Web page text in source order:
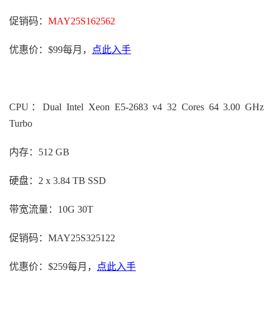
促销码： MAY25S162562
优惠价：$99每月， 点此入手
CPU：Dual Intel Xeon E5-2683 v4 32 Cores 64 3.00 GHz
Turbo
内存：512 GB
硬盘：2 x 3.84 TB SSD
带宽流量：10G 30T
促销码：MAY25S325122
优惠价：$259每月， 点此入手